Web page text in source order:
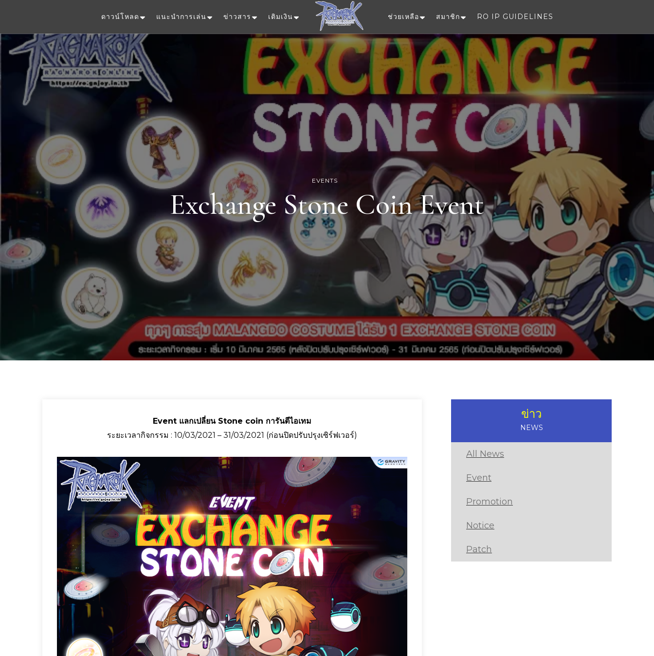
ดาวน์โหลด แนะนำการเล่น ข่าวสาร เติมเงิน
Ragnarok Online
ช่วยเหลือ สมาชิก RO IP GUIDELINES
EVENTS
Exchange Stone Coin Event
Event แลกเปลี่ยน Stone coin การันตีไอเทม
ระยะเวลากิจกรรม : 10/03/2021 – 31/03/2021 (ก่อนปิดปรับปรุงเซิร์ฟเวอร์)
ข่าว
NEWS
All News
Event
Promotion
Notice
Patch